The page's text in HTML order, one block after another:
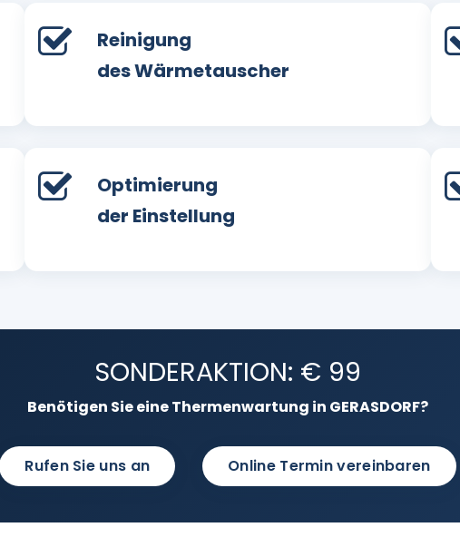
Reinigung
des Wärmetauscher
Optimierung
der Einstellung
SONDERAKTION: € 99
Benötigen Sie eine Thermenwartung in GERASDORF?
Rufen Sie uns an Online Termin vereinbaren